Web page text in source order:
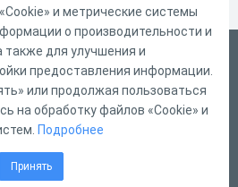
и метрические системы
о производительности и
также для улучшения и
предоставления информации.
или продолжая пользоваться
на обработку файлов «Cookie» и
Подробнее
Принять